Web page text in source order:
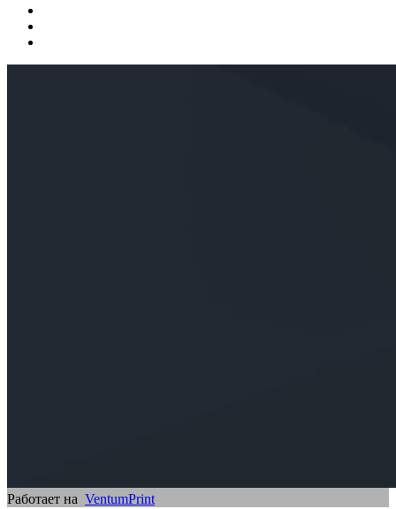
Работает на VentumPrint